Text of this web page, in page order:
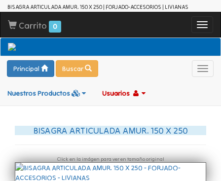
BISAGRA ARTICULADA AMUR. 150 X 250 | FORJADO-ACCESORIOS | LIVIANAS
Carrito 0
Principal Buscar
Nuestros Productos Usuarios
BISAGRA ARTICULADA AMUR. 150 X 250
Click en la imágen para ver en tamaño original